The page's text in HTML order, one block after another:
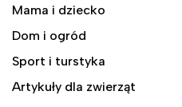
Mama i dziecko
Dom i ogród
Sport i turstyka
Artykuły dla zwierząt